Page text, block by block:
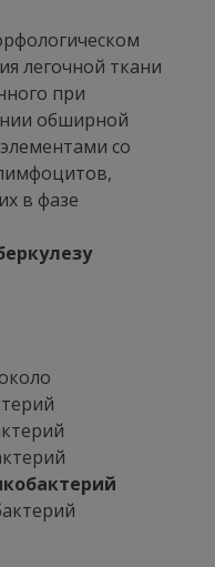
легочной ткани
при
обширной
со
в фазе